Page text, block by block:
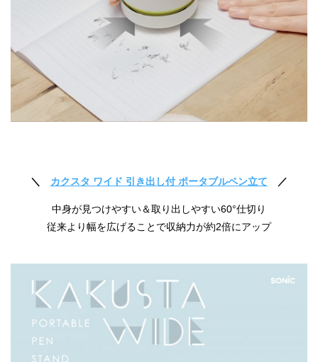
＼ カクスタ ワイド 引き出し付 ポータブルペン立て ／
中身が見つけやすい＆取り出しやすい60°仕切り
従来より幅を広げることで収納力が約2倍にアップ